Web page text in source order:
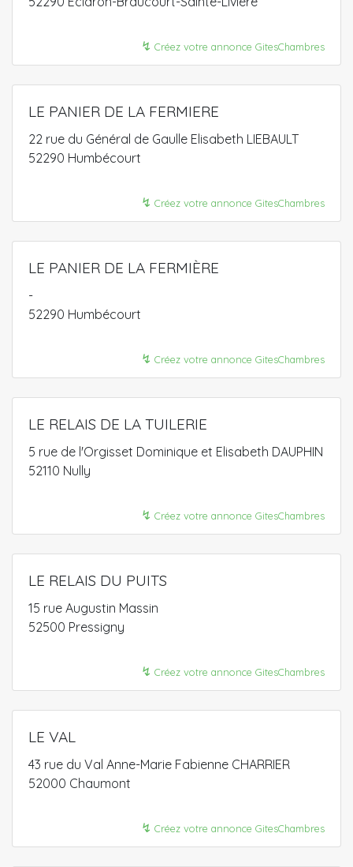
↯ Créez votre annonce GitesChambres
LE PANIER DE LA FERMIERE
22 rue du Général de Gaulle Elisabeth LIEBAULT
52290 Humbécourt
↯ Créez votre annonce GitesChambres
LE PANIER DE LA FERMIÈRE
-
52290 Humbécourt
↯ Créez votre annonce GitesChambres
LE RELAIS DE LA TUILERIE
5 rue de l'Orgisset Dominique et Elisabeth DAUPHIN
52110 Nully
↯ Créez votre annonce GitesChambres
LE RELAIS DU PUITS
15 rue Augustin Massin
52500 Pressigny
↯ Créez votre annonce GitesChambres
LE VAL
43 rue du Val Anne-Marie Fabienne CHARRIER
52000 Chaumont
↯ Créez votre annonce GitesChambres